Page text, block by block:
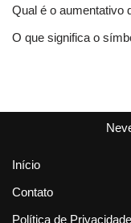
Qual é o aumentativo
O que significa o
Início
Contato
Política de Privacidade